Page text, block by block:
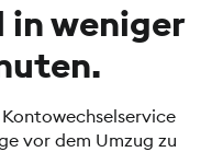
in weniger
vor dem Umzug zu